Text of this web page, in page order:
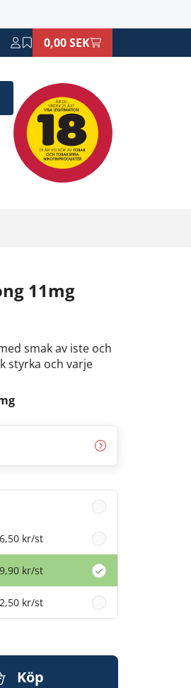
0,00 SEK
11mg
smak av iste och
styrka och varje
kr/st
kr/st
kr/st
Köp